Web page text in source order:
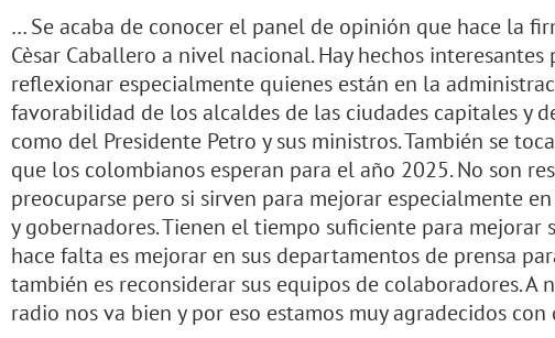
… Se acaba de conocer el panel de opinión que hace la
Cèsar Caballero a nivel nacional. Hay hechos
reflexionar especialmente quienes están en la
favorabilidad de los alcaldes de las ciudades capitales y
como del Presidente Petro y sus ministros. También se
que los colombianos esperan para el año 2025. No son
preocuparse pero si sirven para mejorar especialmente
y gobernadores. Tienen el tiempo suficiente para mejorar
hace falta es mejorar en sus departamentos de prensa
también es reconsiderar sus equipos de colaboradores. A
radio nos va bien y por eso estamos muy agradecidos